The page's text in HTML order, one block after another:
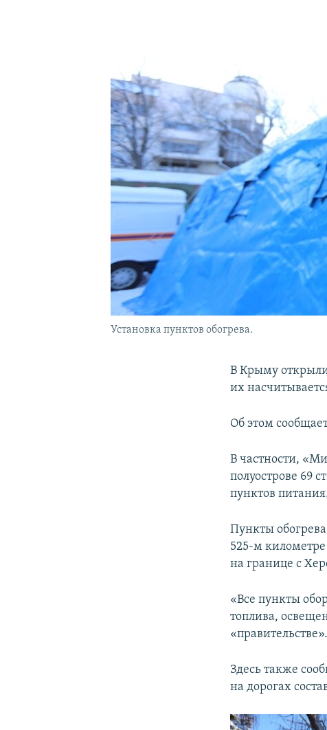
УКРАИНСКАЯ ПРОБЛЕМА КРЫМА
Установка пунктов обогрева.
В Крыму
их
Об этом
В частности,
полуострове 69
пунктов
Пункты
525-м
на границе с
«Все пункты
топлива,
«правительстве».
Здесь также
на дорогах